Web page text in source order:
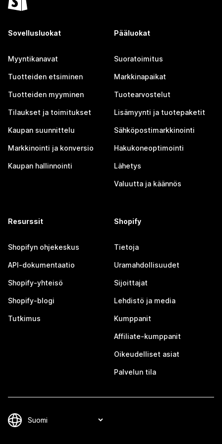
Sovellusluokat
Myyntikanavat
Tuotteiden etsiminen
Tuotteiden myyminen
Tilaukset ja toimitukset
Kaupan suunnittelu
Markkinointi ja konversio
Kaupan hallinnointi
Pääluokat
Suoratoimitus
Markkinapaikat
Tuotearvostelut
Lisämyynti ja tuotepaketit
Sähköpostimarkkinointi
Hakukoneoptimointi
Lähetys
Valuutta ja käännös
Resurssit
Shopifyn ohjekeskus
API-dokumentaatio
Shopify-yhteisö
Shopify-blogi
Tutkimus
Shopify
Tietoja
Uramahdollisuudet
Sijoittajat
Lehdistö ja media
Kumppanit
Affiliate-kumppanit
Oikeudelliset asiat
Palvelun tila